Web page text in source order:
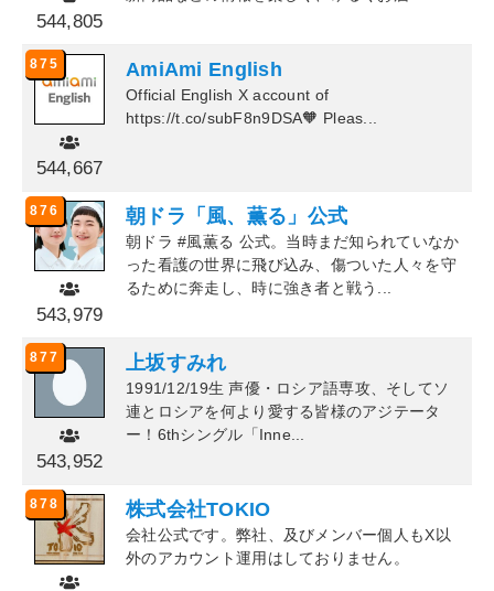
544,805
875
544,667
AmiAmi English
Official English X account of
https://t.co/subF8n9DSA🧡 Pleas...
876
543,979
朝ドラ「風、薫る」公式
朝ドラ #風薫る 公式。当時まだ知られていなか
った看護の世界に飛び込み、傷ついた人々を守
るために奔走し、時に強き者と戦う...
877
543,952
上坂すみれ
1991/12/19生 声優・ロシア語専攻、そしてソ
連とロシアを何より愛する皆様のアジテータ
ー！6thシングル「Inne...
878 株式会社TOKIO
会社公式です。弊社、及びメンバー個人もX以
外のアカウント運用はしておりません。